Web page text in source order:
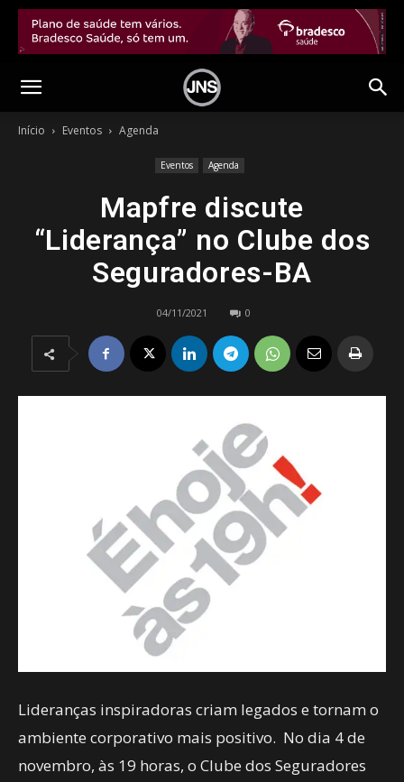
Início Eventos Agenda
Eventos Agenda
Mapfre discute
“Liderança” no Clube dos
Seguradores-BA
04/11/2021 0
Lideranças inspiradoras criam legados e tornam o
ambiente corporativo mais positivo. No dia 4 de
novembro, às 19 horas, o Clube dos Seguradores